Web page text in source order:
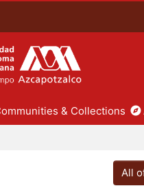
& Collections
All